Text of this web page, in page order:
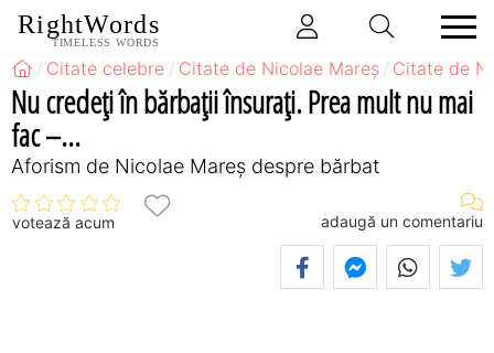
RightWords
TIMELESS WORDS
Citate celebre Citate de Nicolae Mareș Citate de
Nu credeți în bărbații însurați. Prea mult nu mai
fac –...
Aforism de Nicolae Mareș despre bărbat
votează acum adaugă un comentariu